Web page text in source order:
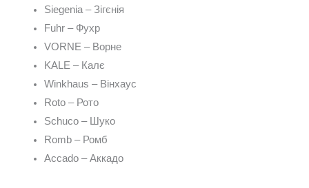
Siegenia – Зігєнія
Fuhr – Фухр
VORNE – Ворне
KALE – Калє
Winkhaus – Вінхаус
Roto – Рото
Schuco – Шуко
Romb – Ромб
Accado – Аккадо